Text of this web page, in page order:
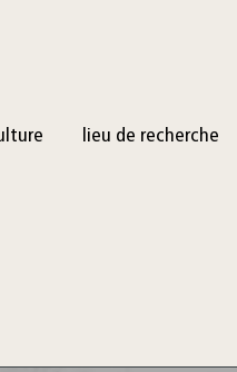
lieu de recherche